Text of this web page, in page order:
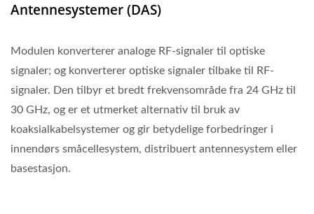
Antennesystemer (DAS)
Modulen konverterer analoge RF-signaler til optiske
signaler; og konverterer optiske signaler tilbake til RF-
signaler. Den tilbyr et bredt frekvensområde fra 24 GHz til
30 GHz, og er et utmerket alternativ til bruk av
koaksialkabelsystemer og gir betydelige forbedringer i
innendørs småcellesystem, distribuert antennesystem eller
basestasjon.